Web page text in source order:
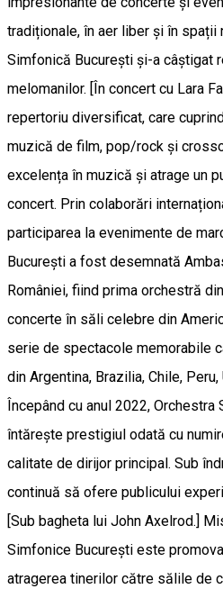
tradiționale, în aer liber și în spații
Simfonică București și-a câștigat
melomanilor. [În concert cu Lara
repertoriu diversificat, care
muzică de film, pop/rock și
excelența în muzică și atrage un
concert. Prin colaborări
participarea la evenimente de
București a fost desemnată
României, fiind prima orchestră
concerte în săli celebre din
serie de spectacole memorabile
din Argentina, Brazilia, Chile, Peru,
Începând cu anul 2022,
întărește prestigiul odată cu
calitate de dirijor principal. Sub
continuă să ofere publicului
[Sub bagheta lui John Axelrod.]
Simfonice Bucureşti este
atragerea tinerilor către sălile de